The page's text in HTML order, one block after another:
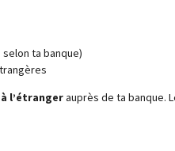
ta banque)
l’étrangerauprès de ta banque.